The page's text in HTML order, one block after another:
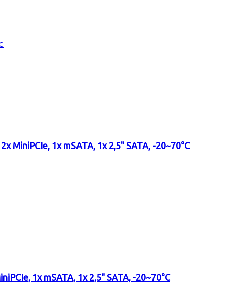
MiniPCIe, 1x mSATA, 1x 2,5" SATA, -20~70°C
1x mSATA, 1x 2,5" SATA, -20~70°C